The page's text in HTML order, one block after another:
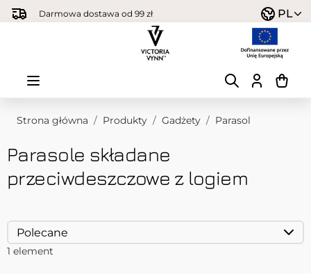
Przejdź do treści
Darmowa dostawa od 99 zł PL
Strona główna / Produkty / Gadżety / Parasol
Parasole składane
przeciwdeszczowe z logiem
1 element